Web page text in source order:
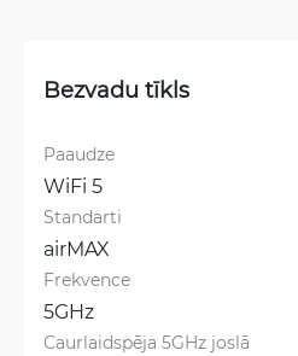
Bezvadu tīkls
Paaudze
WiFi 5
Standarti
airMAX
Frekvence
5GHz
Caurlaidspēja 5GHz joslā